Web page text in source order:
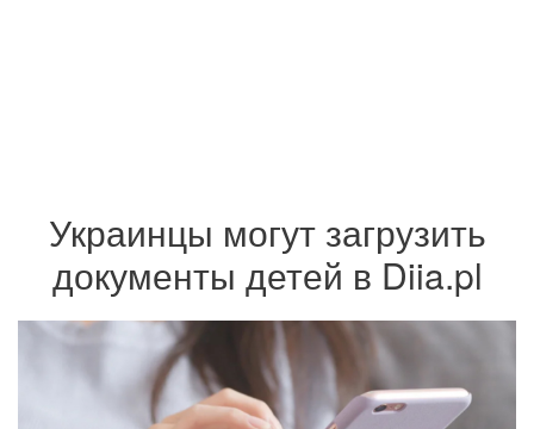
Украинцы могут загрузить
документы детей в Diia.pl